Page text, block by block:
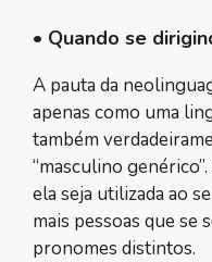
• Quando se
A pauta da
apenas como uma
também
“masculino
ela seja utilizada ao
mais pessoas que se
pronomes distintos.